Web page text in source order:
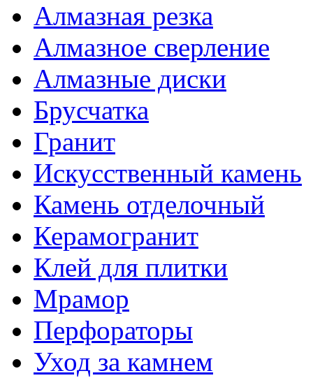
Алмазная резка
Алмазное сверление
Алмазные диски
Брусчатка
Гранит
Искусственный камень
Камень отделочный
Керамогранит
Клей для плитки
Мрамор
Перфораторы
Уход за камнем